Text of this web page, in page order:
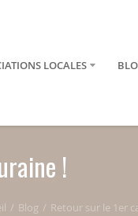
LOCALES
!
Blog Retour sur le 1er